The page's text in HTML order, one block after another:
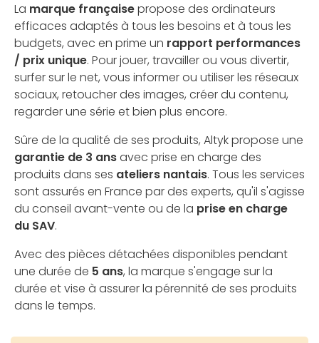
La marque françaisepropose des ordinateurs
efficaces adaptés à tous les besoins et à tous les
budgets, avec en prime un rapport performances
/ prix unique. Pour jouer, travailler ou vous divertir,
surfer sur le net, vous informer ou utiliser les réseaux
sociaux, retoucher des images, créer du contenu,
regarder une série et bien plus encore.
Sûre de la qualité de ses produits, Altyk propose une
garantie de 3 ansavec prise en charge des
produits dans ses ateliers nantais. Tous les services
sont assurés en France par des experts, qu'il s'agisse
du conseil avant-vente ou de la prise en charge
du SAV.
Avec des pièces détachées disponibles pendant
une durée de 5 ans, la marque s'engage sur la
durée et vise à assurer la pérennité de ses produits
dans le temps.